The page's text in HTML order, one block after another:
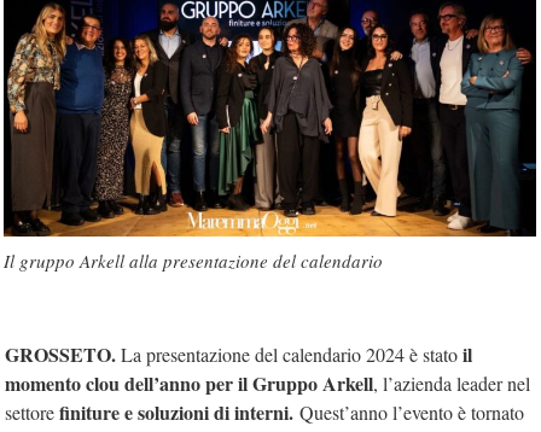
Il gruppo Arkell alla presentazione del calendario
GROSSETO.La presentazione del calendario 2024 è statoil
momento clou dell’anno per il Gruppo Arkell, l’azienda leader nel
settorefiniture e soluzioni di interni. Quest’anno l’evento è tornato